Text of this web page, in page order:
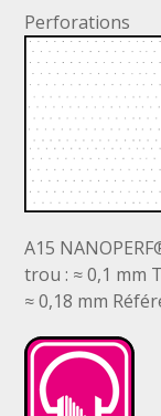
Perforations
A15
trou : ≈ 0,1 mm
≈ 0,18 mm